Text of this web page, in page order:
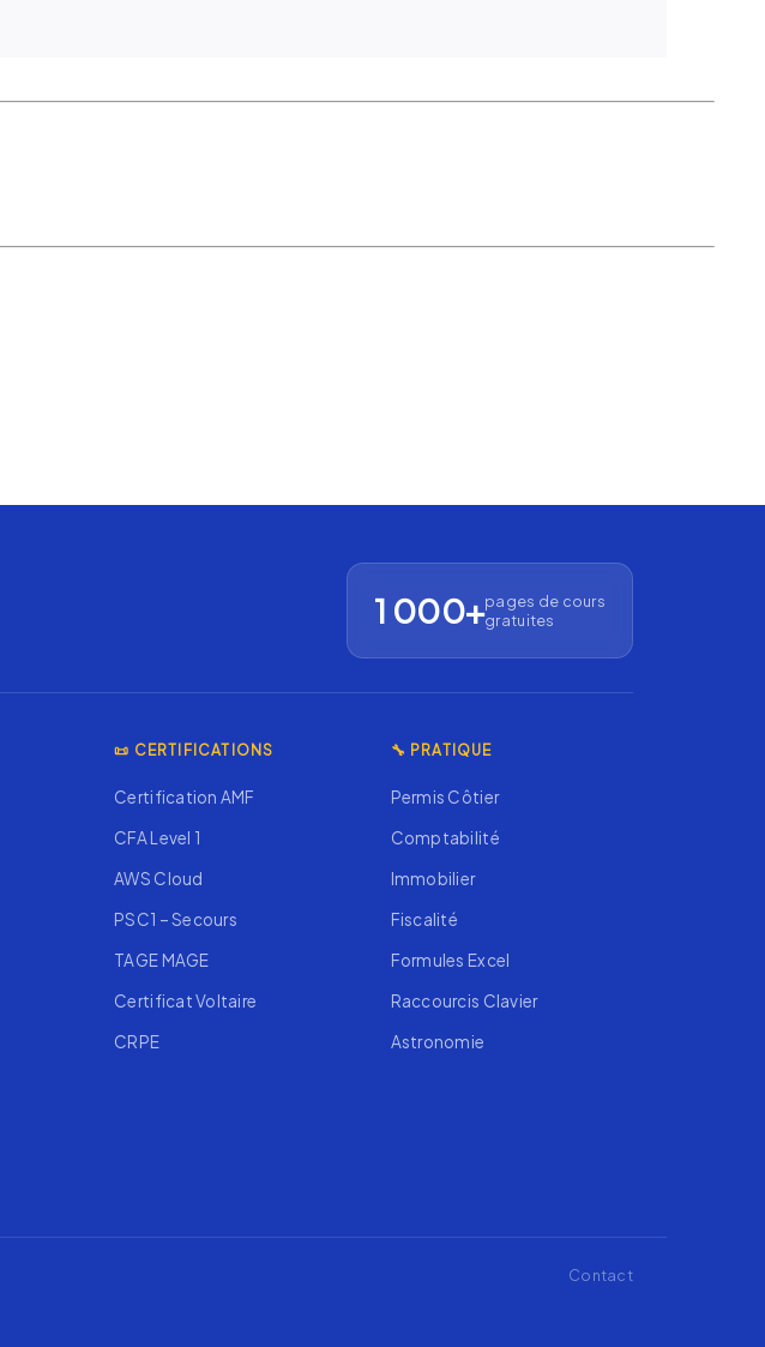
1 000+pages de cours
gratuites
📜 CERTIFICATIONS
Certification AMF
CFA Level 1
AWS Cloud
PSC1 – Secours
TAGE MAGE
Certificat Voltaire
CRPE
🔧 PRATIQUE
Permis Côtier
Comptabilité
Immobilier
Fiscalité
Formules Excel
Raccourcis Clavier
Astronomie
Contact